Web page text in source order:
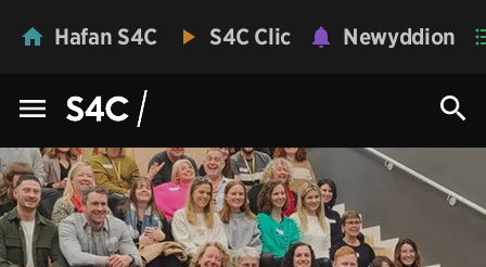
Hafan S4C S4C Clic Newyddion